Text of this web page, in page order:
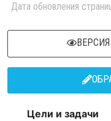
Дата обновления
Цели и задачи